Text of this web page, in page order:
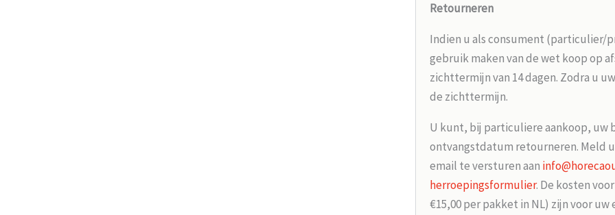
Retourneren
Indien u als consument (particulier/
gebruik maken van de wet koop op
zichttermijn van 14 dagen. Zodra u
de zichttermijn.
U kunt, bij particuliere aankoop, uw
ontvangstdatum retourneren. Meld
email te versturen aan
herroepingsformulier. De kosten
€15,00 per pakket in NL) zijn voor